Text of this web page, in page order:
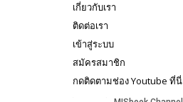
เกี่ยวกับเรา
ติดต่อเรา
เข้าสู่ระบบ
สมัครสมาชิก
กดติดตามช่อง Youtube ที่นี่